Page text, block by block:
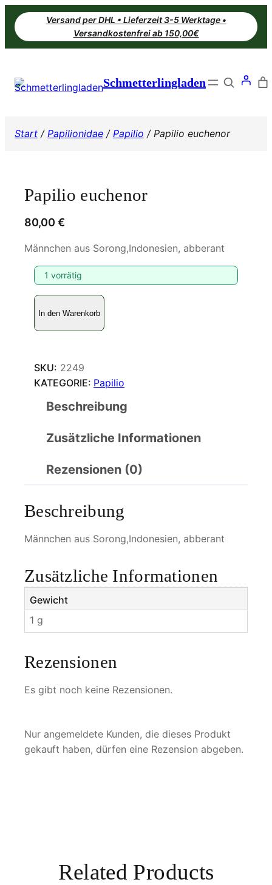
Zum
Inhalt
springen
Versand per DHL • Lieferzeit 3-5 Werktage •
Versandkostenfrei ab 150,00€
Schmetterlingladen Search
Start / Papilionidae / Papilio / Papilio euchenor
Papilio euchenor
80,00 €
Männchen aus Sorong,Indonesien, abberant
1 vorrätig
P
p
l
i
n
r
e
g
e
In den Warenkorb
SKU: 2249
KATEGORIE: Papilio
Beschreibung
Zusätzliche Informationen
Rezensionen (0)
Beschreibung
Männchen aus Sorong,Indonesien, abberant
Zusätzliche Informationen
Gewicht
1 g
Rezensionen
Es gibt noch keine Rezensionen.
Nur angemeldete Kunden, die dieses Produkt
gekauft haben, dürfen eine Rezension abgeben.
Related Products